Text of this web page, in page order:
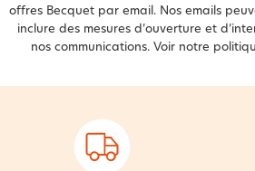
offres Becquet par email. Nos emails
inclure des mesures d’ouverture et
nos communications. Voir notre